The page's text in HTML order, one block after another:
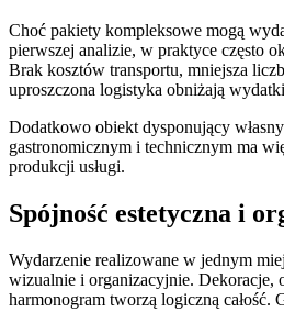
Choć pakiety kompleksowe mogą
pierwszej analizie, w praktyce często
Brak kosztów transportu, mniejsza
uproszczona logistyka obniżają
Dodatkowo obiekt dysponujący
gastronomicznym i technicznym ma
produkcji usługi.
Spójność estetyczna i
Wydarzenie realizowane w jednym
wizualnie i organizacyjnie. Dekoracje,
harmonogram tworzą logiczną całość.